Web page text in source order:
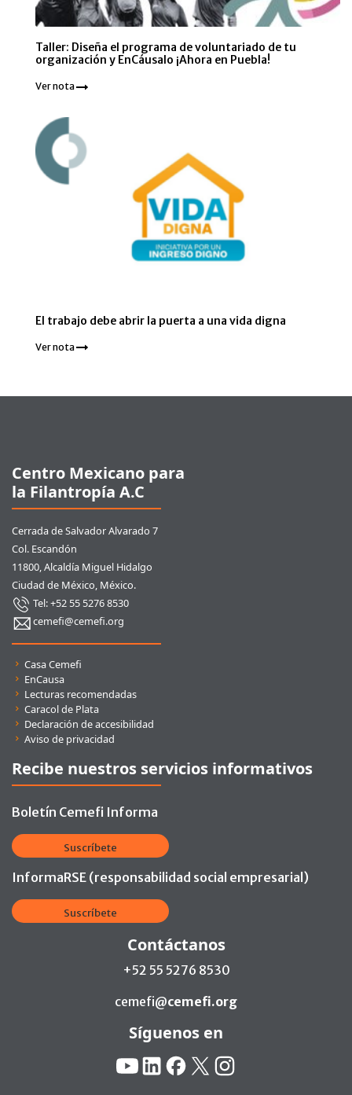
Taller: Diseña el programa de voluntariado de tu
organización y EnCáusalo ¡Ahora en Puebla!
Ver nota
El trabajo debe abrir la puerta a una vida digna
Ver nota
Centro Mexicano para
la Filantropía A.C
Cerrada de Salvador Alvarado 7
Col. Escandón
11800, Alcaldía Miguel Hidalgo
Ciudad de México, México.
Tel: +52 55 5276 8530
cemefi@cemefi.org
Casa Cemefi
EnCausa
Lecturas recomendadas
Caracol de Plata
Declaración de accesibilidad
Aviso de privacidad
Recibe nuestros servicios informativos
Boletín Cemefi Informa
Suscríbete
InformaRSE (responsabilidad social empresarial)
Suscríbete
Contáctanos
+52 55 5276 8530
cemefi@cemefi.org
Síguenos en
YouTube
LinkedinFacebook
X Instagram